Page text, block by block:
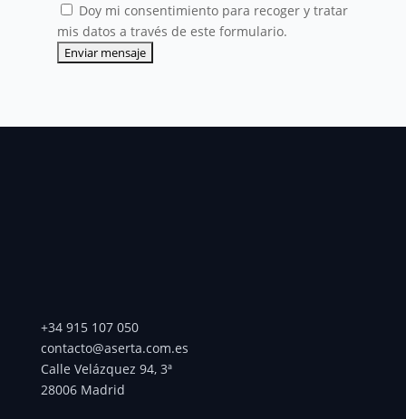
Doy mi consentimiento para recoger y tratar
mis datos a través de este formulario.
+34 915 107 050
contacto@aserta.com.es
Calle Velázquez 94, 3ª
28006 Madrid